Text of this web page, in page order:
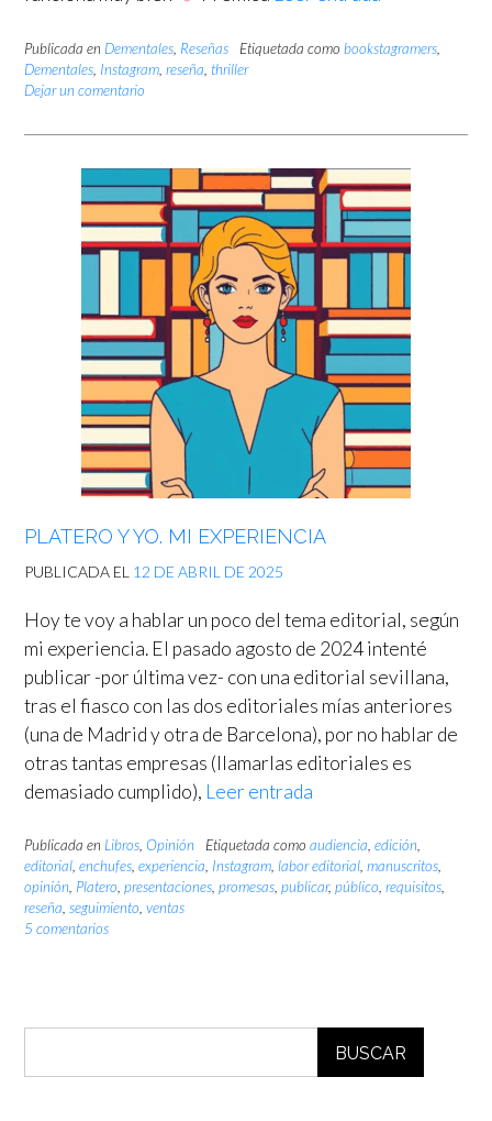
Publicada en Dementales Reseñas Etiquetada como bookstagramers
Dementales Instagram reseña thriller
Dejar un comentario
PLATERO Y YO. MI EXPERIENCIA
PUBLICADA EL 12 DE ABRIL DE 2025
Hoy te voy a hablar un poco del tema editorial, según
mi experiencia. El pasado agosto de 2024 intenté
publicar -por última vez- con una editorial sevillana,
tras el fiasco con las dos editoriales mías anteriores
(una de Madrid y otra de Barcelona), por no hablar de
otras tantas empresas (llamarlas editoriales es
demasiado cumplido), Leer entrada
Publicada en Libros Opinión Etiquetada como audiencia edición
editorial enchufes experiencia Instagram labor editorial manuscritos
opinión Platero presentaciones promesas publicar, público requisitos
reseña seguimiento ventas
5 comentarios
BUSCAR